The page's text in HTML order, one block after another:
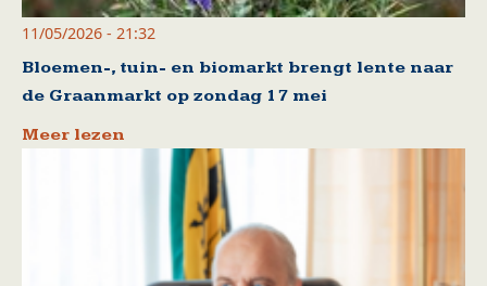
11/05/2026 - 21:32
Bloemen-, tuin- en biomarkt brengt lente naar
de Graanmarkt op zondag 17 mei
Meer lezen